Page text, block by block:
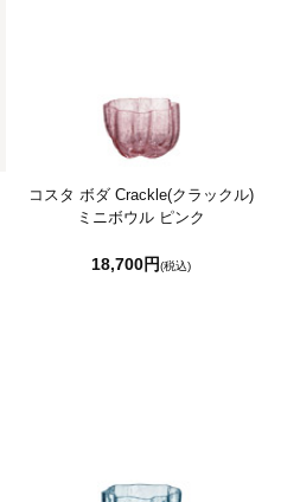
コスタ ボダ Crackle(クラックル)
ミニボウル ピンク
18,700円(税込)